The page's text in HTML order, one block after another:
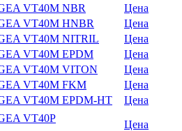
VT40M NBR
Цена
VT40M HNBR
Цена
VT40M NITRIL
Цена
VT40M EPDM
Цена
VT40M VITON
Цена
VT40M FKM
Цена
VT40M EPDM-HT
Цена
VT40P
Цена